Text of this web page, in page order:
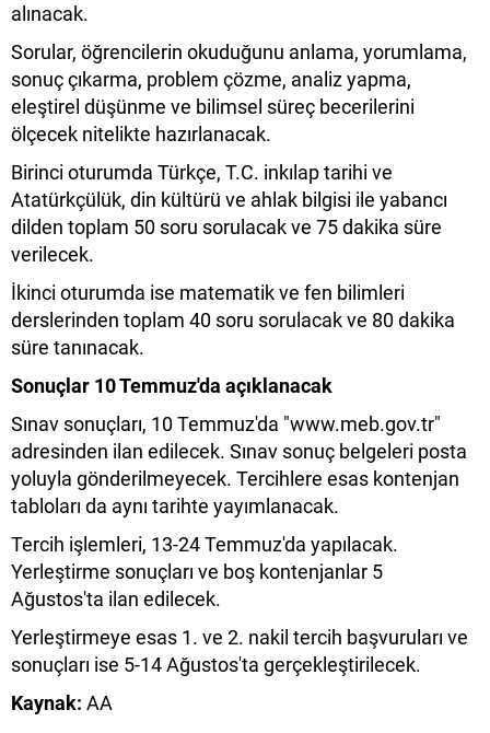
alınacak.
Sorular, öğrencilerin okuduğunu anlama, yorumlama,
sonuç çıkarma, problem çözme, analiz yapma,
eleştirel düşünme ve bilimsel süreç becerilerini
ölçecek nitelikte hazırlanacak.
Birinci oturumda Türkçe, T.C. inkılap tarihi ve
Atatürkçülük, din kültürü ve ahlak bilgisi ile yabancı
dilden toplam 50 soru sorulacak ve 75 dakika süre
verilecek.
İkinci oturumda ise matematik ve fen bilimleri
derslerinden toplam 40 soru sorulacak ve 80 dakika
süre tanınacak.
Sonuçlar 10 Temmuz'da açıklanacak
Sınav sonuçları, 10 Temmuz'da "www.meb.gov.tr"
adresinden ilan edilecek. Sınav sonuç belgeleri posta
yoluyla gönderilmeyecek. Tercihlere esas kontenjan
tabloları da aynı tarihte yayımlanacak.
Tercih işlemleri, 13-24 Temmuz'da yapılacak.
Yerleştirme sonuçları ve boş kontenjanlar 5
Ağustos'ta ilan edilecek.
Yerleştirmeye esas 1. ve 2. nakil tercih başvuruları ve
sonuçları ise 5-14 Ağustos'ta gerçekleştirilecek.
Kaynak: AA